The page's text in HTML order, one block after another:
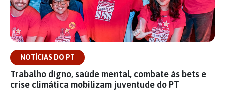
NOTÍCIAS DO PT
Trabalho digno, saúde mental, combate às bets e
crise climática mobilizam juventude do PT